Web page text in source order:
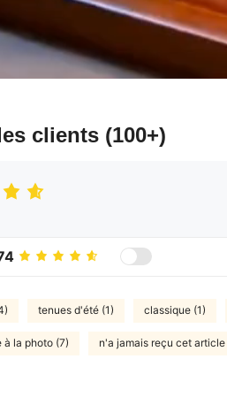
clients (100+)
tenues d'été (1) classique (1)
à la photo (7) n'a jamais reçu cet article